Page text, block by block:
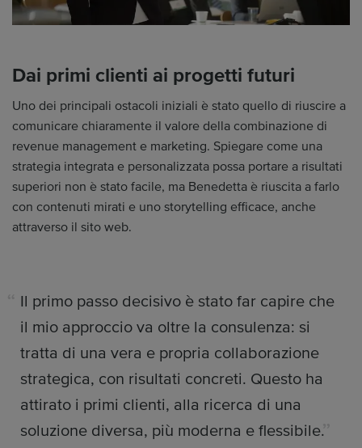
Dai primi clienti ai progetti futuri
Uno dei principali ostacoli iniziali è stato quello di riuscire a
comunicare chiaramente il valore della combinazione di
revenue management e marketing. Spiegare come una
strategia integrata e personalizzata possa portare a risultati
superiori non è stato facile, ma Benedetta è riuscita a farlo
con contenuti mirati e uno storytelling efficace, anche
attraverso il sito web.
Il primo passo decisivo è stato far capire che
il mio approccio va oltre la consulenza: si
tratta di una vera e propria collaborazione
strategica, con risultati concreti. Questo ha
attirato i primi clienti, alla ricerca di una
soluzione diversa, più moderna e flessibile.